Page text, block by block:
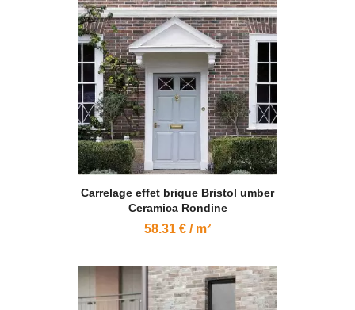
Carrelage effet brique Bristol umber
Ceramica Rondine
58.31 € / m²